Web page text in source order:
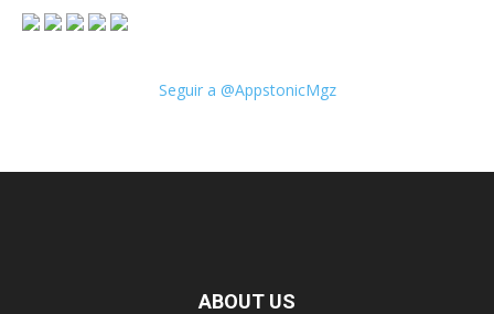
Seguir a @AppstonicMgz
ABOUT US